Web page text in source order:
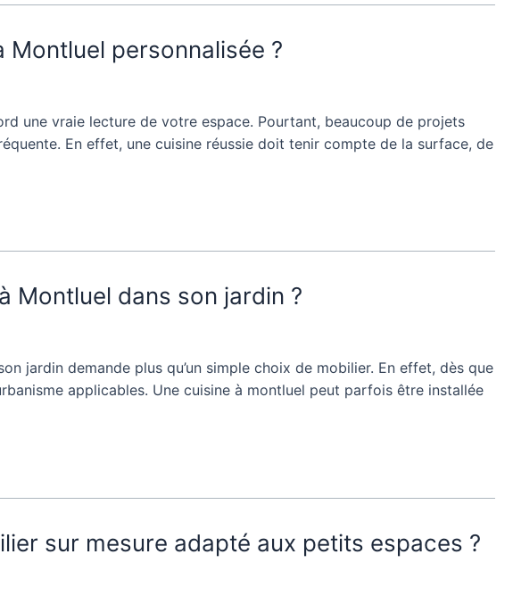
Montluel personnalisée ?
une vraie lecture de votre espace. Pourtant, beaucoup de projets
En effet, une cuisine réussie doit tenir compte de la surface, de
Montluel dans son jardin ?
jardin demande plus qu’un simple choix de mobilier. En effet, dès que
applicables. Une cuisine à montluel peut parfois être installée
sur mesure adapté aux petits espaces ?